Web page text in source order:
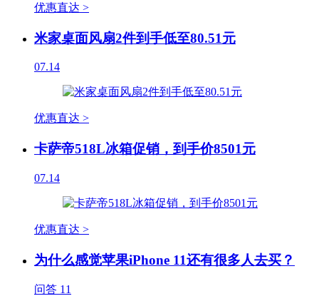
优惠直达 >
米家桌面风扇2件到手低至80.51元
07.14
优惠直达 >
卡萨帝518L冰箱促销，到手价8501元
07.14
优惠直达 >
为什么感觉苹果iPhone 11还有很多人去买？
问答 11